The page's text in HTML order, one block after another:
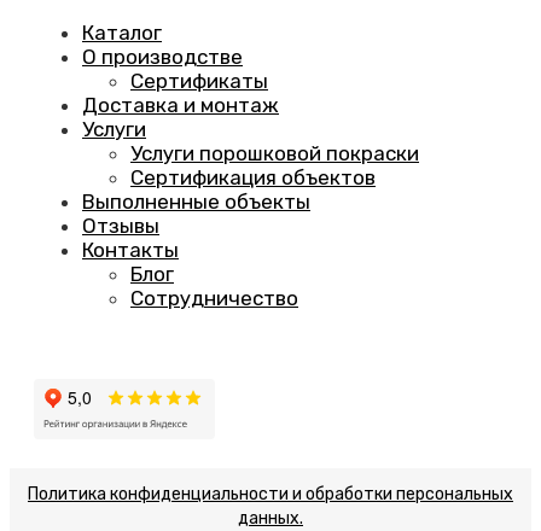
Каталог
О производстве
Сертификаты
Доставка и монтаж
Услуги
Услуги порошковой покраски
Сертификация объектов
Выполненные объекты
Отзывы
Контакты
Блог
Сотрудничество
Политика конфиденциальности и обработки персональных
данных.